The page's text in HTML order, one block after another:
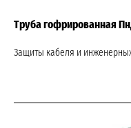
Труба гофрированная
Защиты кабеля и